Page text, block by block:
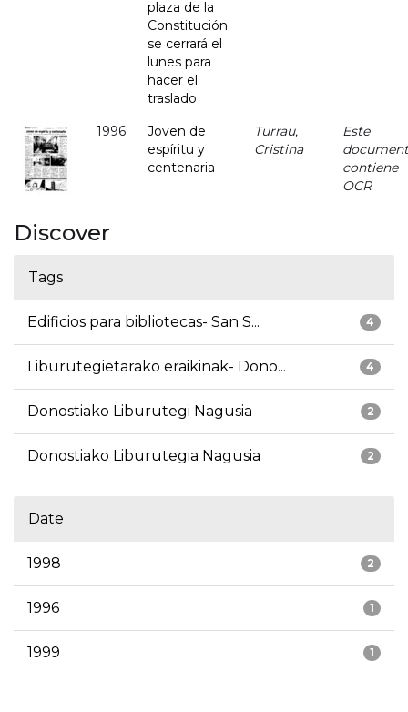
plaza de la
Constitución
se cerrará el
lunes para
hacer el
traslado
1996
Joven de
espíritu y
centenaria
Turrau,
Cristina
Este
contiene
OCR
Discover
Tags
4
Edificios para bibliotecas- San S...
4
Liburutegietarako eraikinak- Dono...
2
Donostiako Liburutegi Nagusia
2
Donostiako Liburutegia Nagusia
Date
2
1998
1
1996
1
1999